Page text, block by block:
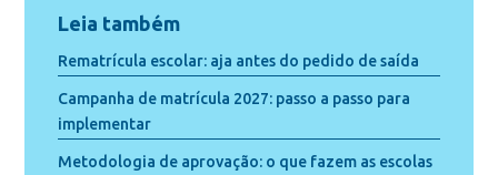
Leia também
Rematrícula escolar: aja antes do pedido de saída
Campanha de matrícula 2027: passo a passo para
implementar
Metodologia de aprovação: o que fazem as escolas